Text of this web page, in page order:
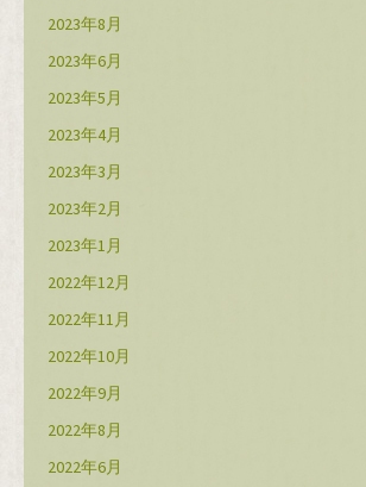
2023年8月
2023年6月
2023年5月
2023年4月
2023年3月
2023年2月
2023年1月
2022年12月
2022年11月
2022年10月
2022年9月
2022年8月
2022年6月